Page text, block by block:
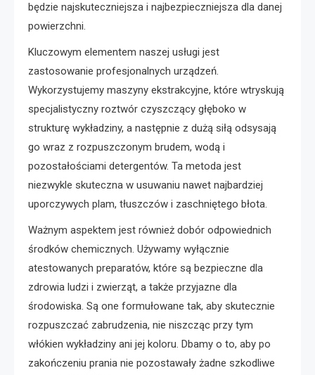
będzie najskuteczniejsza i najbezpieczniejsza dla danej
powierzchni.
Kluczowym elementem naszej usługi jest
zastosowanie profesjonalnych urządzeń.
Wykorzystujemy maszyny ekstrakcyjne, które wtryskują
specjalistyczny roztwór czyszczący głęboko w
strukturę wykładziny, a następnie z dużą siłą odsysają
go wraz z rozpuszczonym brudem, wodą i
pozostałościami detergentów. Ta metoda jest
niezwykle skuteczna w usuwaniu nawet najbardziej
uporczywych plam, tłuszczów i zaschniętego błota.
Ważnym aspektem jest również dobór odpowiednich
środków chemicznych. Używamy wyłącznie
atestowanych preparatów, które są bezpieczne dla
zdrowia ludzi i zwierząt, a także przyjazne dla
środowiska. Są one formułowane tak, aby skutecznie
rozpuszczać zabrudzenia, nie niszcząc przy tym
włókien wykładziny ani jej koloru. Dbamy o to, aby po
zakończeniu prania nie pozostawały żadne szkodliwe